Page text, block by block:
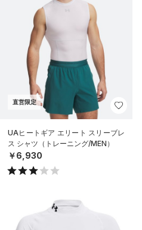
直営限定
UAヒートギア エリート スリーブレ
ス シャツ（トレーニング/MEN）
￥6,930